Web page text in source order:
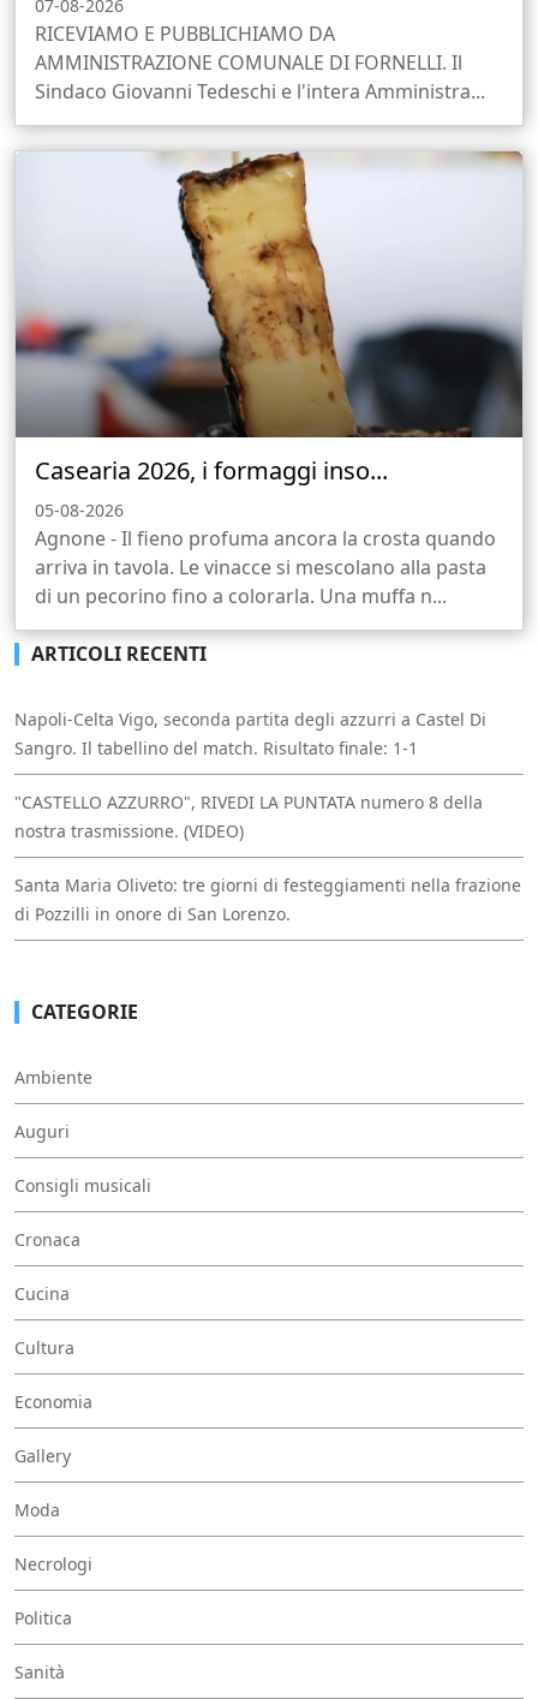
07-08-2026
RICEVIAMO E PUBBLICHIAMO DA
AMMINISTRAZIONE COMUNALE DI FORNELLI. Il
Sindaco Giovanni Tedeschi e l'intera Amministra...
Casearia 2026, i formaggi inso...
05-08-2026
Agnone - Il fieno profuma ancora la crosta quando
arriva in tavola. Le vinacce si mescolano alla pasta
di un pecorino fino a colorarla. Una muffa n...
ARTICOLI RECENTI
Napoli-Celta Vigo, seconda partita degli azzurri a Castel Di
Sangro. Il tabellino del match. Risultato finale: 1-1
"CASTELLO AZZURRO", RIVEDI LA PUNTATA numero 8 della
nostra trasmissione. (VIDEO)
Santa Maria Oliveto: tre giorni di festeggiamenti nella frazione
di Pozzilli in onore di San Lorenzo.
CATEGORIE
Ambiente
Auguri
Consigli musicali
Cronaca
Cucina
Cultura
Economia
Gallery
Moda
Necrologi
Politica
Sanità